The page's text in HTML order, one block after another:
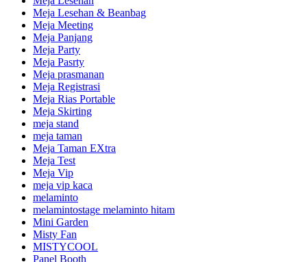
Meja Lesehan & Beanbag
Meja Meeting
Meja Panjang
Meja Party
Meja Pasrty
Meja prasmanan
Meja Registrasi
Meja Rias Portable
Meja Skirting
meja stand
meja taman
Meja Taman EXtra
Meja Test
Meja Vip
meja vip kaca
melaminto
melamintostage melaminto hitam
Mini Garden
Misty Fan
MISTYCOOL
Panel Booth